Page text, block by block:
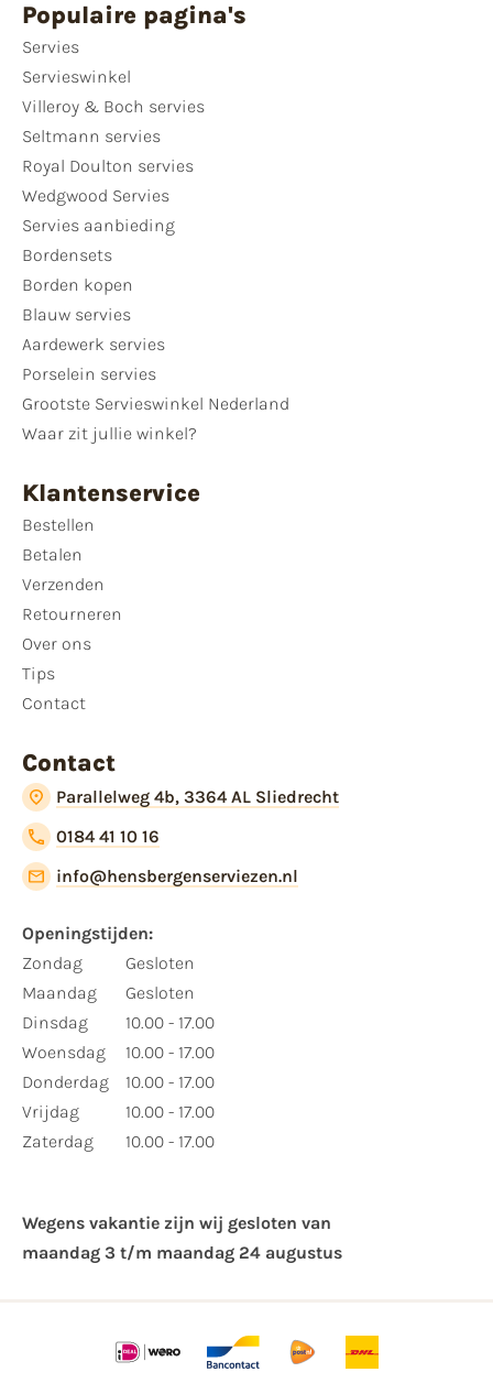
Populaire pagina's
Servies
Servieswinkel
Villeroy & Boch servies
Seltmann servies
Royal Doulton servies
Wedgwood Servies
Servies aanbieding
Bordensets
Borden kopen
Blauw servies
Aardewerk servies
Porselein servies
Grootste Servieswinkel Nederland
Waar zit jullie winkel?
Klantenservice
Bestellen
Betalen
Verzenden
Retourneren
Over ons
Tips
Contact
Contact
Parallelweg 4b, 3364 AL Sliedrecht
0184 41 10 16
info@hensbergenserviezen.nl
Openingstijden:
Zondag
Maandag
Dinsdag
Woensdag
Donderdag
Vrijdag
Zaterdag
Gesloten
Gesloten
10.00 - 17.00
10.00 - 17.00
10.00 - 17.00
10.00 - 17.00
10.00 - 17.00
Wegens vakantie zijn wij gesloten van ​
maandag 3 t/m maandag 24 augustus